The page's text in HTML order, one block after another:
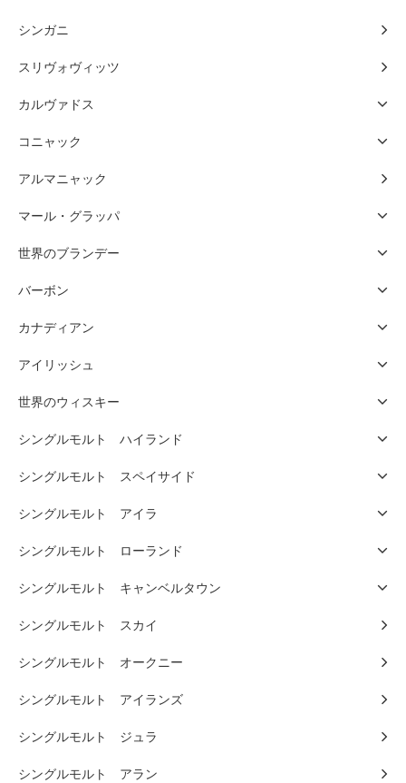
シンガニ
スリヴォヴィッツ
カルヴァドス
コニャック
アルマニャック
マール・グラッパ
世界のブランデー
バーボン
カナディアン
アイリッシュ
世界のウィスキー
シングルモルト ハイランド
シングルモルト スペイサイド
シングルモルト アイラ
シングルモルト ローランド
シングルモルト キャンベルタウン
シングルモルト スカイ
シングルモルト オークニー
シングルモルト アイランズ
シングルモルト ジュラ
シングルモルト アラン